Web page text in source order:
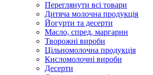
Переглянути всі товари
Дитяча молочна продукція
Йогурти та десерти
Масло, спред, маргарин
Творожні вироби
Цільномолочна продукція
Кисломолочні вироби
Десерти